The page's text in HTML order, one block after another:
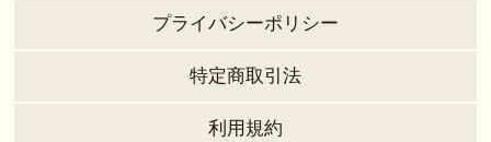
プライバシーポリシー
特定商取引法
利用規約